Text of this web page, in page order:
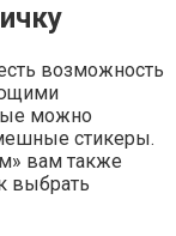
возможность
можно
стикеры.
вам также
выбрать